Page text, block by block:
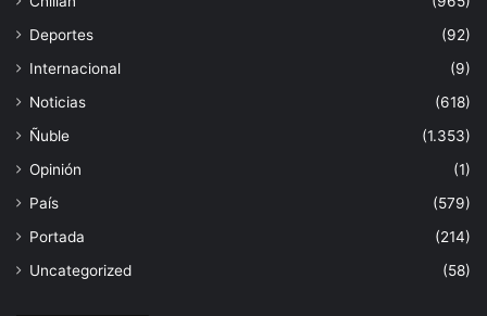
Deportes
(92)
Internacional
(9)
Noticias
(618)
Ñuble
(1.353)
Opinión
(1)
País
(579)
Portada
(214)
Uncategorized
(58)